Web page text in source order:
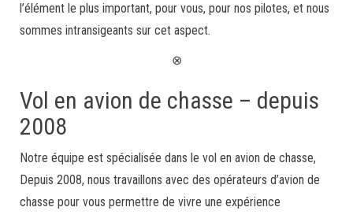
l’élément le plus important, pour vous, pour nos pilotes, et nous
sommes intransigeants sur cet aspect.
⊗
Vol en avion de chasse – depuis
2008
Notre équipe est spécialisée dans le vol en avion de chasse,
Depuis 2008, nous travaillons avec des opérateurs d’avion de
chasse pour vous permettre de vivre une expérience